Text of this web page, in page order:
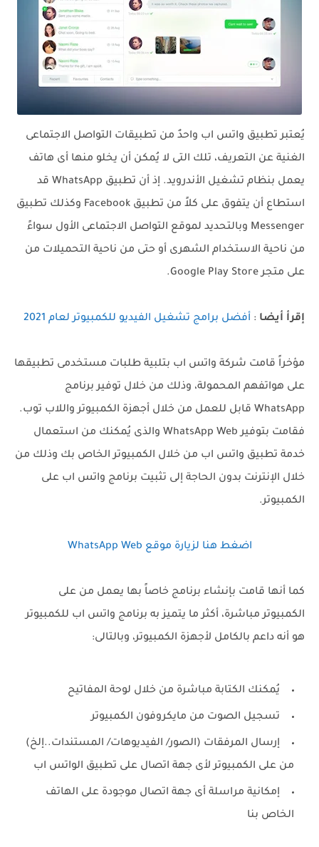
يُعتبر تطبيق واتس اب واحدٌ من تطبيقات التواصل الاجتماعى
الغنية عن التعريف، تلك التى لا يُمكن أن يخلو منها أى هاتف
يعمل بنظام تشغيل الأندرويد. إذ أن تطبيق WhatsApp قد
استطاع أن يتفوق على كلاً من تطبيق Facebook وكذلك تطبيق
Messenger وبالتحديد لموقع التواصل الاجتماعى الأول سواءً
من ناحية الاستخدام الشهرى أو حتى من ناحية التحميلات من
على متجر Google Play Store.
إقرأ أيضا : أفضل برامج تشغيل الفيديو للكمبيوتر لعام 2021
مؤخراً قامت شركة واتس اب بتلبية طلبات مستخدمى تطبيقها
على هواتفهم المحمولة، وذلك من خلال توفير برنامج
WhatsApp قابل للعمل من خلال أجهزة الكمبيوتر واللاب توب.
فقامت بتوفير WhatsApp Web والذى يُمكنك من استعمال
خدمة تطبيق واتس اب من خلال الكمبيوتر الخاص بك وذلك من
خلال الإنترنت بدون الحاجة إلى تثبيت برنامج واتس اب على
الكمبيوتر.
اضغط هنا لزيارة موقع WhatsApp Web
كما أنها قامت بإنشاء برنامج خاصاً بها يعمل من على
الكمبيوتر مباشرة، أكثر ما يتميز به برنامج واتس اب للكمبيوتر
هو أنه داعم بالكامل لأجهزة الكمبيوتر، وبالتالى:
يُمكنك الكتابة مباشرة من خلال لوحة المفاتيح
تسجيل الصوت من مايكروفون الكمبيوتر
إرسال المرفقات (الصور/ الفيديوهات/ المستندات..إلخ)
من على الكمبيوتر لأى جهة اتصال على تطبيق الواتس اب
إمكانية مراسلة أى جهة اتصال موجودة على الهاتف
الخاص بنا